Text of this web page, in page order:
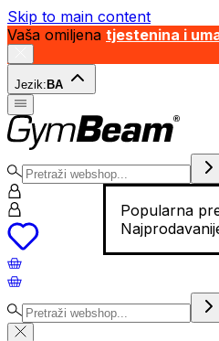
Skip to main content
Vaša omiljena tjestenina i
Jezik: BA
Popularna